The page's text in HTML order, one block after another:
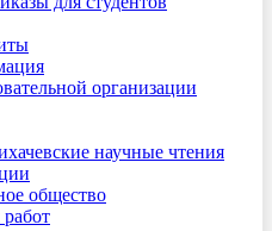
организации
научные чтения
общество